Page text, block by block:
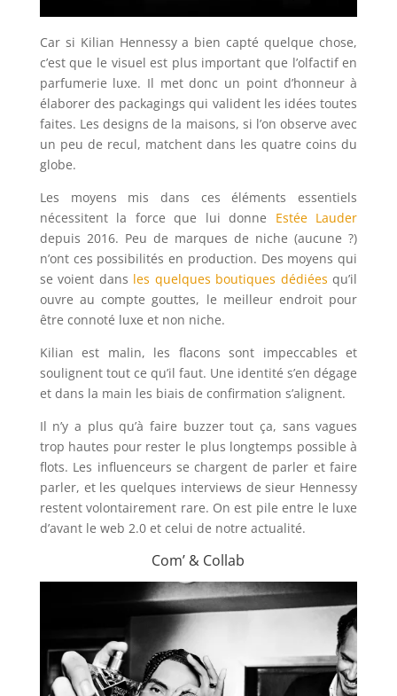
Car si Kilian Hennessy a bien capté quelque chose,
c’est que le visuel est plus important que l’olfactif en
parfumerie luxe. Il met donc un point d’honneur à
élaborer des packagings qui valident les idées toutes
faites. Les designs de la maisons, si l’on observe avec
un peu de recul, matchent dans les quatre coins du
globe.
Les moyens mis dans ces éléments essentiels
nécessitent la force que lui donne Estée Lauder
depuis 2016. Peu de marques de niche (aucune ?)
n’ont ces possibilités en production. Des moyens qui
se voient dans les quelques boutiques dédiées qu’il
ouvre au compte gouttes, le meilleur endroit pour
être connoté luxe et non niche.
Kilian est malin, les flacons sont impeccables et
soulignent tout ce qu’il faut. Une identité s’en dégage
et dans la main les biais de confirmation s’alignent.
Il n’y a plus qu’à faire buzzer tout ça, sans vagues
trop hautes pour rester le plus longtemps possible à
flots. Les influenceurs se chargent de parler et faire
parler, et les quelques interviews de sieur Hennessy
restent volontairement rare. On est pile entre le luxe
d’avant le web 2.0 et celui de notre actualité.
Com’ & Collab